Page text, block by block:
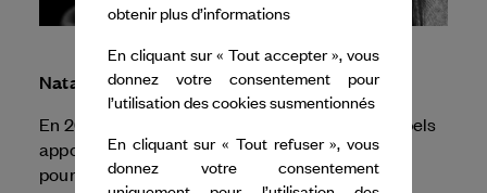
Natalia Osipova
En 2025, Dance Reflections by
Van Cleef & Arpels
apporte son soutien au Royal Ballet and Opera
pour la création de deux programmes
obtenir plus d’informations
En cliquant sur « Tout accepter », vous
donnez votre consentement pour
l’utilisation des cookies susmentionnés
En cliquant sur « Tout refuser », vous
donnez votre consentement